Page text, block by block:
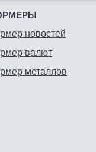
новостей
валют
металлов